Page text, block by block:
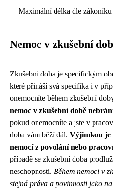
Maximální délka dle zákoníku
Nemoc v zkušební
Zkušební doba je specifickým
které přináší svá specifika i v
onemocníte během zkušební
nemoc v zkušební době
pokud onemocníte a jste v
doba vám běží dál. Výjimkou je
nemocí z povolání nebo
případě se zkušební doba
neschopnosti. Během nemoci v
stejná práva a povinnosti jako